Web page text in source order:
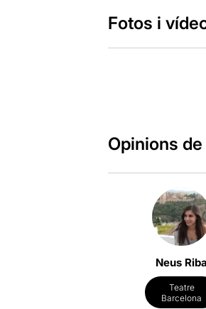
Fotos i
Opinions
Neus Riba
Teatre
Barcelona